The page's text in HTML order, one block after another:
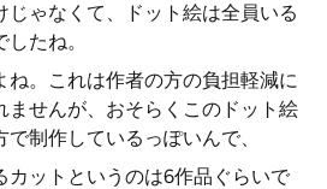
じゃなくて、ドット絵は全員いる
たね。
ね。これは作者の方の負担軽減に
ませんが、おそらくこのドット絵
制作しているっぽいんで、
カットというのは6作品ぐらいで